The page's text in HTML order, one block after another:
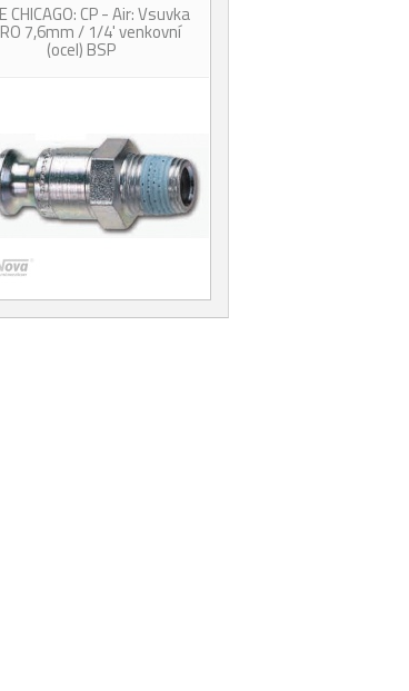
CHICAGO: CP - Air: Vsuvka
7,6mm / 1/4' venkovní
(ocel) BSP